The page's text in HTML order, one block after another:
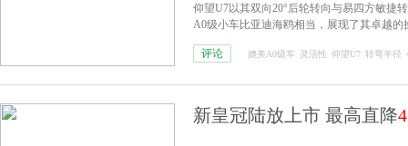
仰望U7以其双向20°后轮转向与易四方敏捷
A0级小车比亚迪海鸥相当，展现了其卓越的
评论 媲美A0级车 灵活性 仰望U7 转弯半径
新皇冠陆放上市 最高直降4